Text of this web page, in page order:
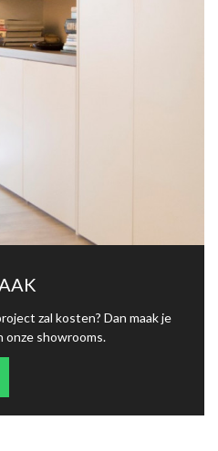
zal kosten? Dan maak je
onze showrooms.